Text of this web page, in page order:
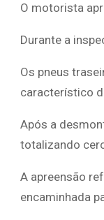
O motorista
Durante a
Os pneus
característico
Após a
totalizando
A apreensão
encaminhada